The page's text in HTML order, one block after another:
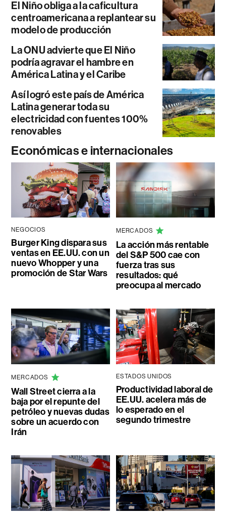
El Niño obliga a la caficultura
centroamericana a replantear su
modelo de producción
La ONU advierte que El Niño
podría agravar el hambre en
América Latina y el Caribe
Así logró este país de América
Latina generar toda su
electricidad con fuentes 100%
renovables
Económicas e internacionales
NEGOCIOS
Burger King dispara sus
ventas en EE.UU. con un
nuevo Whopper y una
promoción de Star Wars
MERCADOS
La acción más rentable
del S&P 500 cae con
fuerza tras sus
resultados: qué
preocupa al mercado
MERCADOS
Wall Street cierra a la
baja por el repunte del
petróleo y nuevas dudas
sobre un acuerdo con
Irán
ESTADOS UNIDOS
Productividad laboral de
EE.UU. acelera más de
lo esperado en el
segundo trimestre